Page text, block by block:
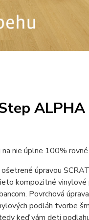
ALPHA
nie úplne 100%
úpravou
kompozitné
Povrchová
podláh tvorbe
keď vám deti